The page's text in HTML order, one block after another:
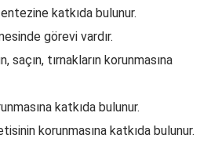
katkıda bulunur.
görevi vardır.
saçın, tırnakların korunmasına
katkıda bulunur.
korunmasına katkıda bulunur.